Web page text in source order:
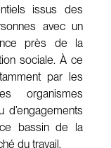
issus des
avec un
près de la
sociale. À ce
par les
organismes
d’engagements
bassin de la
du travail.